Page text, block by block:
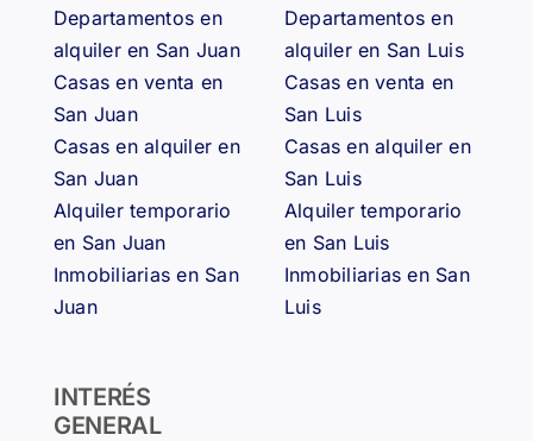
Departamentos en
alquiler en San Juan
Casas en venta en
San Juan
Casas en alquiler en
San Juan
Alquiler temporario
en San Juan
Inmobiliarias en San
Juan
Departamentos en
alquiler en San Luis
Casas en venta en
San Luis
Casas en alquiler en
San Luis
Alquiler temporario
en San Luis
Inmobiliarias en San
Luis
INTERÉS
GENERAL